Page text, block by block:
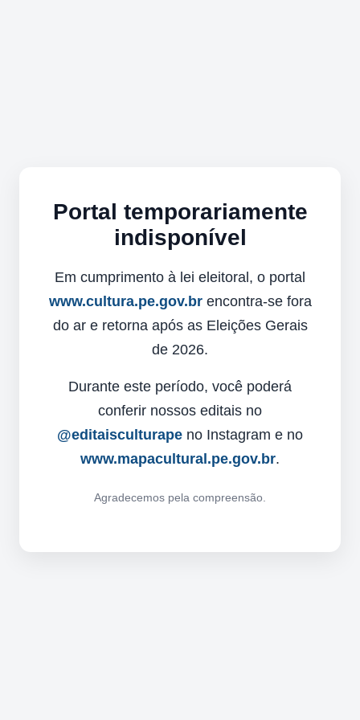
Portal temporariamente
indisponível
Em cumprimento à lei eleitoral, o portal
www.cultura.pe.gov.brencontra-se fora
do ar e retorna após as Eleições Gerais
de 2026.
Durante este período, você poderá
conferir nossos editais no
@editaisculturape no Instagram e no
www.mapacultural.pe.gov.br.
Agradecemos pela compreensão.